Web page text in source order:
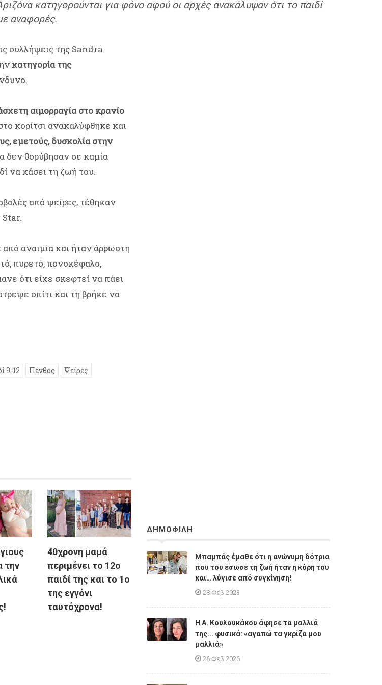
κατηγορούνται για φόνο αφού οι αρχές ανακάλυψαν ότι το παιδί
αναφορές.
συλλήψεις της Sandra
κατηγορία της
αιμορραγία στο κρανίο
κορίτσι ανακαλύφθηκε και
εμετούς, δυσκολία στην
δεν θορύβησαν σε καμία
να χάσει τη ζωή του.
από ψείρες, τέθηκαν
αναιμία και ήταν άρρωστη
πυρετό, πονοκέφαλο,
ότι είχε σκεφτεί να πάει
σπίτι και τη βρήκε να
9-12 Πένθος Ψείρες
την
40χρονη μαμά
περιμένει το 12ο
παιδί της και το 1ο
της εγγόνι
ταυτόχρονα!
ΔΗΜΟΦΙΛΗ
Μπαμπάς έμαθε ότι η ανώνυμη δότρια
που του έσωσε τη ζωή ήταν η κόρη του
και… λύγισε από συγκίνηση!
28 Φεβ 2023
Η A. Κουλουκάκου άφησε τα μαλλιά
της... φυσικά: «αγαπώ τα γκρίζα μου
μαλλιά»
26 Φεβ 2026